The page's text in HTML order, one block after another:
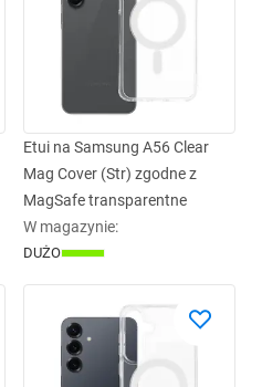
Etui na Samsung A56 Clear
Mag Cover (Str) zgodne z
MagSafe transparentne
W magazynie:
DUŻO